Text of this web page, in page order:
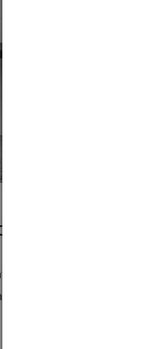
: Une
dans 70 % des cas
hormonal et non d'une
filles, entre 10 et 13 ans,